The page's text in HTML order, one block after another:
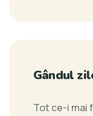
Gândul
Tot ce-i mai